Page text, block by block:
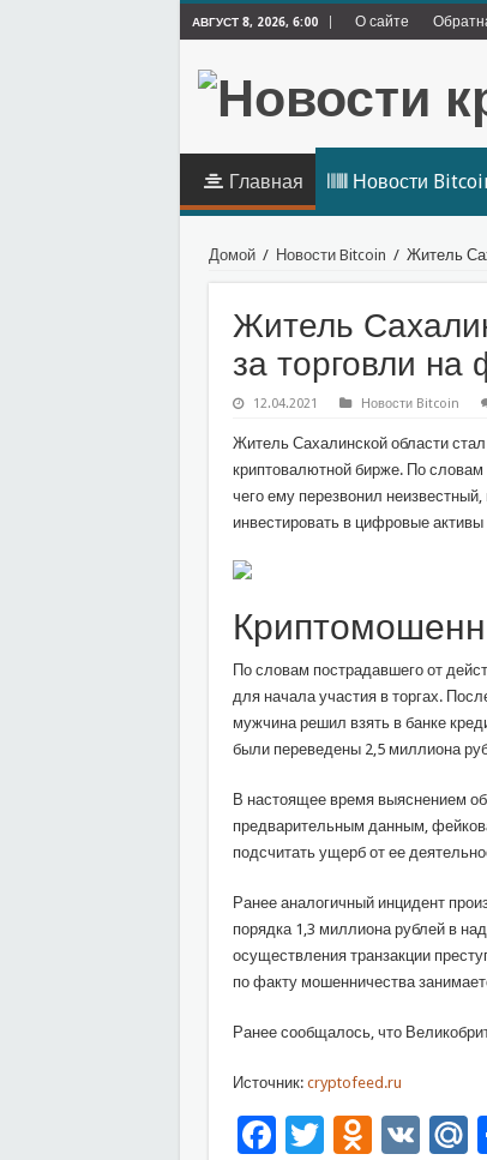
АВГУСТ 8, 2026, 6:00 О сайте
Главная Новости
Домой / Новости Bitcoin / Житель
Житель
за торговли
12.04.2021 Новости Bitcoin
Житель Сахалинской области
криптовалютной бирже. По
чего ему перезвонил
инвестировать в цифровые активы
По словам пострадавшего от
для начала участия в торгах.
мужчина решил взять в банке
были переведены 2,5 миллиона
В настоящее время выяснением
предварительным данным,
подсчитать ущерб от ее
Ранее аналогичный инцидент
порядка 1,3 миллиона рублей в
осуществления транзакции
по факту мошенничества
Ранее сообщалось, что
Источник:cryptofeed.ru
Facebook
Twitter
VK